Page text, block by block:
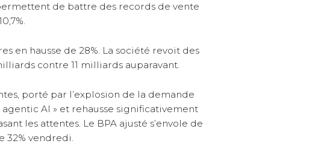
de battre des records de vente
en hausse de 28%. La société revoit des
contre 11 milliards auparavant.
porté par l’explosion de la demande
AI » et rehausse significativement
les attentes. Le BPA ajusté s’envole de
32% vendredi.